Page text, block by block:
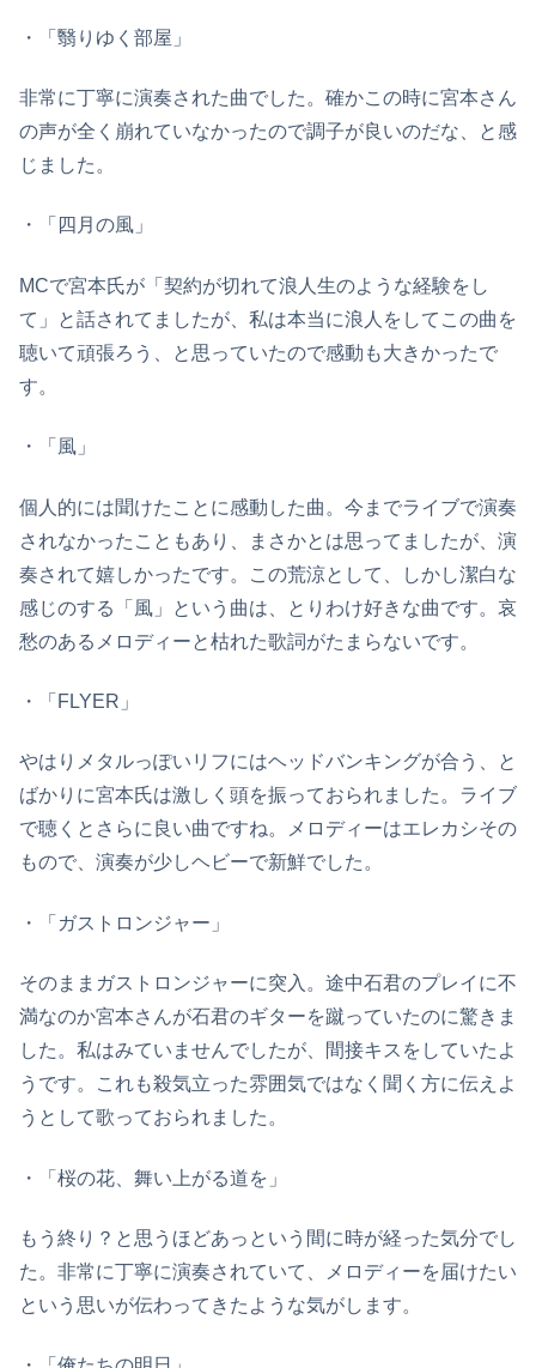
・「翳りゆく部屋」
非常に丁寧に演奏された曲でした。確かこの時に宮本さん
の声が全く崩れていなかったので調子が良いのだな、と感
じました。
・「四月の風」
MCで宮本氏が「契約が切れて浪人生のような経験をし
て」と話されてましたが、私は本当に浪人をしてこの曲を
聴いて頑張ろう、と思っていたので感動も大きかったで
す。
・「風」
個人的には聞けたことに感動した曲。今までライブで演奏
されなかったこともあり、まさかとは思ってましたが、演
奏されて嬉しかったです。この荒涼として、しかし潔白な
感じのする「風」という曲は、とりわけ好きな曲です。哀
愁のあるメロディーと枯れた歌詞がたまらないです。
・「FLYER」
やはりメタルっぽいリフにはヘッドバンキングが合う、と
ばかりに宮本氏は激しく頭を振っておられました。ライブ
で聴くとさらに良い曲ですね。メロディーはエレカシその
もので、演奏が少しヘビーで新鮮でした。
・「ガストロンジャー」
そのままガストロンジャーに突入。途中石君のプレイに不
満なのか宮本さんが石君のギターを蹴っていたのに驚きま
した。私はみていませんでしたが、間接キスをしていたよ
うです。これも殺気立った雰囲気ではなく聞く方に伝えよ
うとして歌っておられました。
・「桜の花、舞い上がる道を」
もう終り？と思うほどあっという間に時が経った気分でし
た。非常に丁寧に演奏されていて、メロディーを届けたい
という思いが伝わってきたような気がします。